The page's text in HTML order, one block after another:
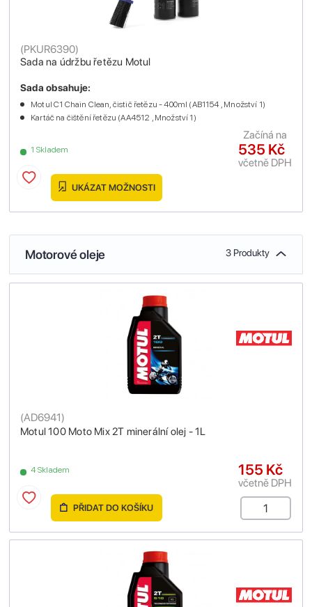
Sada na údržbu řetězu Motul
(PKUR6390)
1 Skladem
Sada obsahuje:
Motul C1 Chain Clean, čistič řetězu - 400ml (AB1154 , Množství 1)
Kartáč na čištění řetězu (AA4512 , Množství 1)
535 Kč
včetně DPH
Začíná na
UKÁZAT MOŽNOSTI
Motorové oleje 3 Produkty
Motul 100 Moto Mix 2T minerální olej - 1L
(AD6941)
4 Skladem 155 Kč
včetně DPH
PŘIDAT DO KOŠÍKU